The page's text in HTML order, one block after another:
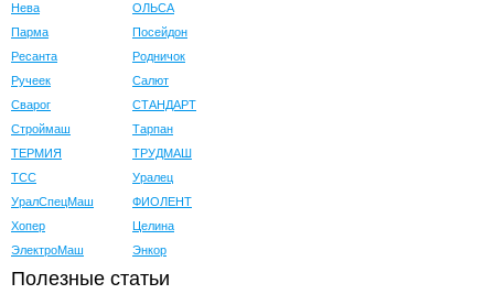
Нева
ОЛЬСА
Парма
Посейдон
Ресанта
Родничок
Ручеек
Салют
Сварог
СТАНДАРТ
Строймаш
Тарпан
ТЕРМИЯ
ТРУДМАШ
ТСС
Уралец
УралСпецМаш
ФИОЛЕНТ
Хопер
Целина
ЭлектроМаш
Энкор
Полезные статьи